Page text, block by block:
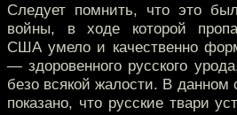
Следует помнить, что это
войны, в ходе которой
США умело и качественно
— здоровенного русского
безо всякой жалости. В данном
показано, что русские твари